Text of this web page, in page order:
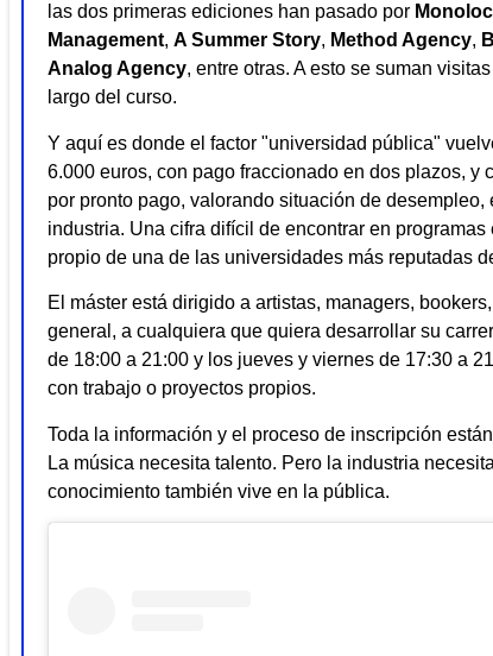
las dos primeras ediciones han pasado por
Management, A Summer Story, Method Agency,
Analog Agency, entre otras. A esto se suman
largo del curso.
Y aquí es donde el factor "universidad pública"
6.000 euros, con pago fraccionado en dos plazos,
por pronto pago, valorando situación de
industria. Una cifra difícil de encontrar en
propio de una de las universidades más reputadas
El máster está dirigido a artistas, managers,
general, a cualquiera que quiera desarrollar su
de 18:00 a 21:00 y los jueves y viernes de 17:30 a
con trabajo o proyectos propios.
Toda la información y el proceso de inscripción
La música necesita talento. Pero la industria
conocimiento también vive en la pública.